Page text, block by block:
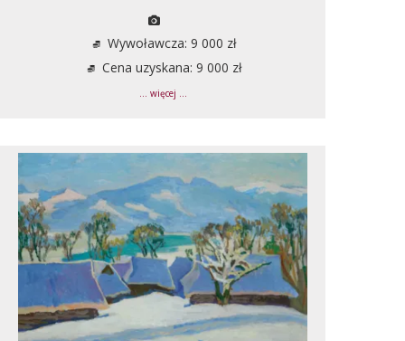
Wywoławcza: 9 000 zł
Cena uzyskana: 9 000 zł
... więcej ...